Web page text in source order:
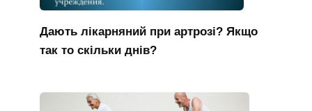
Дають лікарняний при артрозі? Якщо
так то скільки днів?